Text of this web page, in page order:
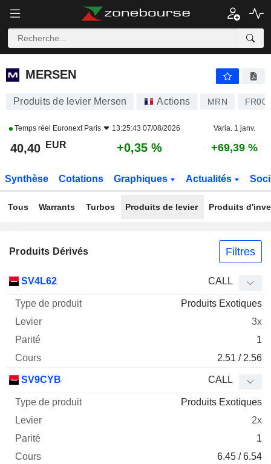
MERSEN
MERSEN
Produits de levier Mersen Actions MRN
Temps réel Euronext Paris 13:25:43 07/08/2026 Varia. 1 janv.
40,40 EUR +0,35 % +69,39 %
Synthèse Cotations Graphiques Actualités
Tous Warrants Turbos Produits de levier Produits
Produits Dérivés Filtres
Mnemo Type produit
Cours
SV4L62 CALL
Produits Exotiques
3x
1
2.51 / 2.56
SV9CYB CALL
Produits Exotiques
2x
1
6.45 / 6.54